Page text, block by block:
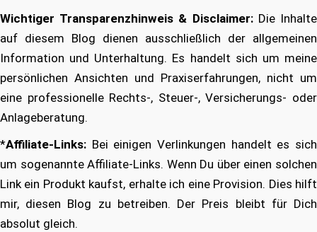
Wichtiger Transparenzhinweis & Disclaimer:Die Inhalte
auf diesem Blog dienen ausschließlich der allgemeinen
Information und Unterhaltung. Es handelt sich um meine
persönlichen Ansichten und Praxiserfahrungen, nicht um
eine professionelle Rechts-, Steuer-, Versicherungs- oder
Anlageberatung.
*Affiliate-Links: Bei einigen Verlinkungen handelt es sich
um sogenannte Affiliate-Links. Wenn Du über einen solchen
Link ein Produkt kaufst, erhalte ich eine Provision. Dies hilft
mir, diesen Blog zu betreiben. Der Preis bleibt für Dich
absolut gleich.